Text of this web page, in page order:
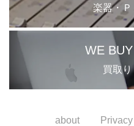
楽器・
WE
買取
about